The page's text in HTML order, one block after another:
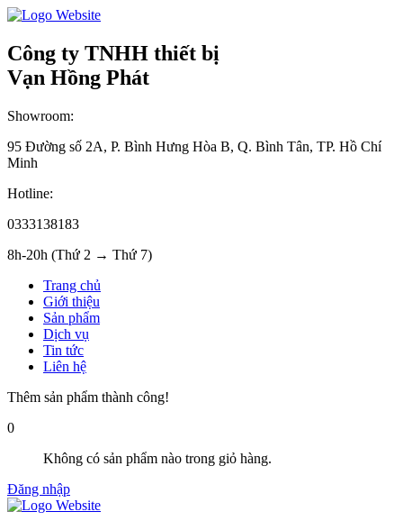
Công ty TNHH thiết bị
Vạn Hồng Phát
Showroom:
95 Đường số 2A, P. Bình Hưng Hòa B, Q. Bình Tân, TP. Hồ Chí
Minh
Hotline:
0333138183
8h-20h (Thứ 2 → Thứ 7)
Trang chủ
Giới thiệu
Sản phẩm
Dịch vụ
Tin tức
Liên hệ
Thêm sản phẩm thành công!
0
Không có sản phẩm nào trong giỏ hàng.
Đăng nhập